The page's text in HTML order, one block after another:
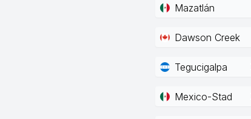
Mazatlán
Dawson Creek
Tegucigalpa
Mexico-Stad